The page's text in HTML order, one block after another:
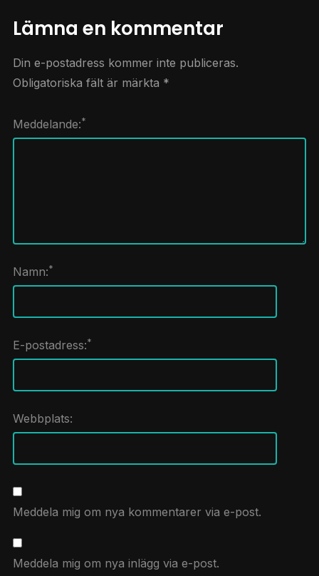
Lämna en kommentar
Din e-postadress kommer inte publiceras.
Obligatoriska fält är märkta *
Meddelande:*
Namn:*
E-postadress:*
Webbplats:
Meddela mig om nya kommentarer via e-post.
Meddela mig om nya inlägg via e-post.